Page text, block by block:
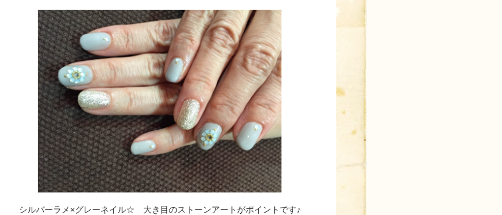
シルバーラメ×グレーネイル☆ 大き目のストーンアートがポイントです♪